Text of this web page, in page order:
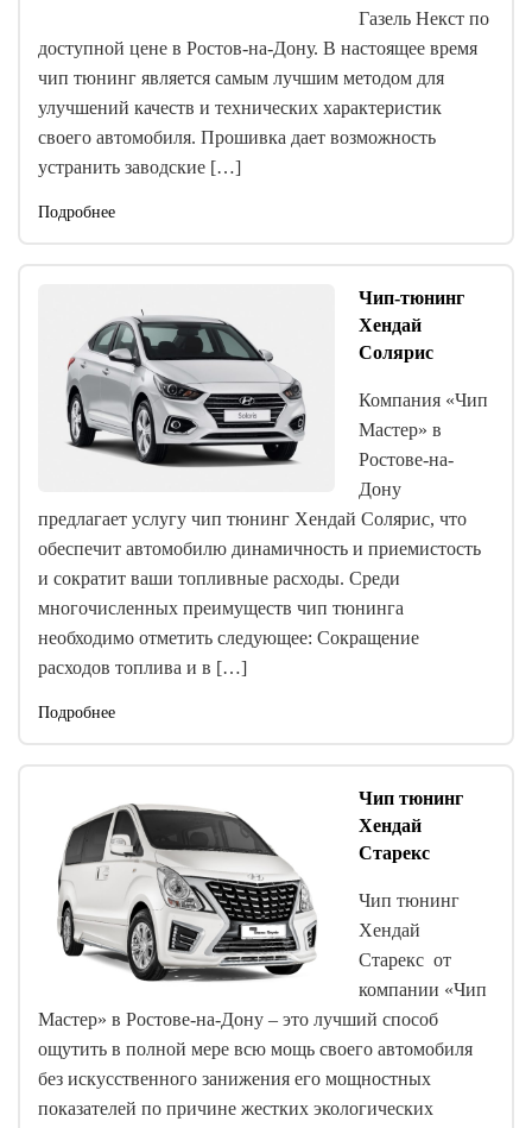
Газель Некст по
доступной цене в Ростов-на-Дону. В настоящее время
чип тюнинг является самым лучшим методом для
улучшений качеств и технических характеристик
своего автомобиля. Прошивка дает возможность
устранить заводские […]
Подробнее
Чип-тюнинг
Хендай
Солярис
Компания «Чип
Мастер» в
Ростове-на-
Дону
предлагает услугу чип тюнинг Хендай Солярис, что
обеспечит автомобилю динамичность и приемистость
и сократит ваши топливные расходы. Среди
многочисленных преимуществ чип тюнинга
необходимо отметить следующее: Сокращение
расходов топлива и в […]
Подробнее
Чип тюнинг
Хендай
Старекс
Чип тюнинг
Хендай
Старекс от
компании «Чип
Мастер» в Ростове-на-Дону – это лучший способ
ощутить в полной мере всю мощь своего автомобиля
без искусственного занижения его мощностных
показателей по причине жестких экологических